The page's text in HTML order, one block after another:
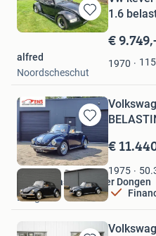
Bewaren
in
Favorieten
1.6
€
1970
alfred
Noordscheschut
Bewaren
in
Mijn
Favorieten
€
1975
Fens Occasion Center Dongen
Dongen